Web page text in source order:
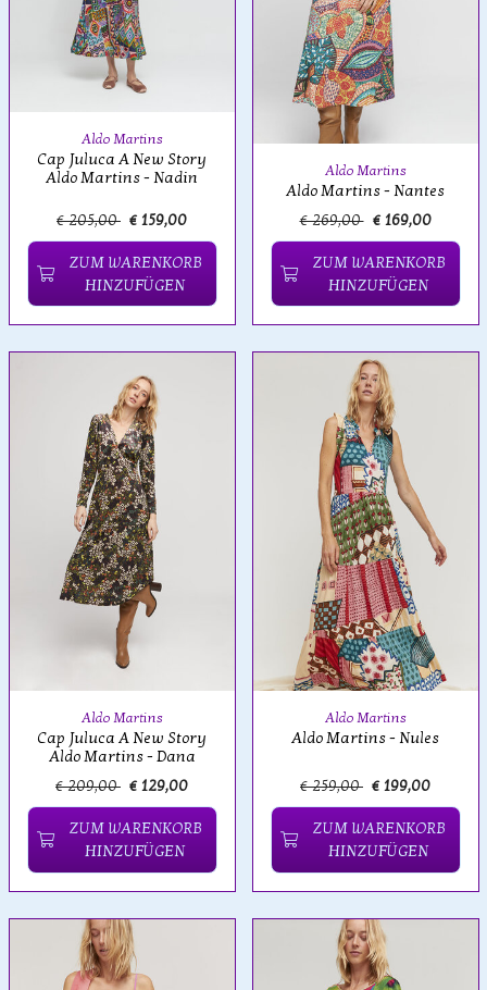
Aldo Martins
Cap Juluca A New Story
Aldo Martins - Nadin
€ 205,00 € 159,00
ZUM WARENKORB
HINZUFÜGEN
Aldo Martins
Aldo Martins - Nantes
€ 269,00 € 169,00
ZUM WARENKORB
HINZUFÜGEN
Aldo Martins
Cap Juluca A New Story
Aldo Martins - Dana
€ 209,00 € 129,00
ZUM WARENKORB
HINZUFÜGEN
Aldo Martins
Aldo Martins - Nules
€ 259,00 € 199,00
ZUM WARENKORB
HINZUFÜGEN